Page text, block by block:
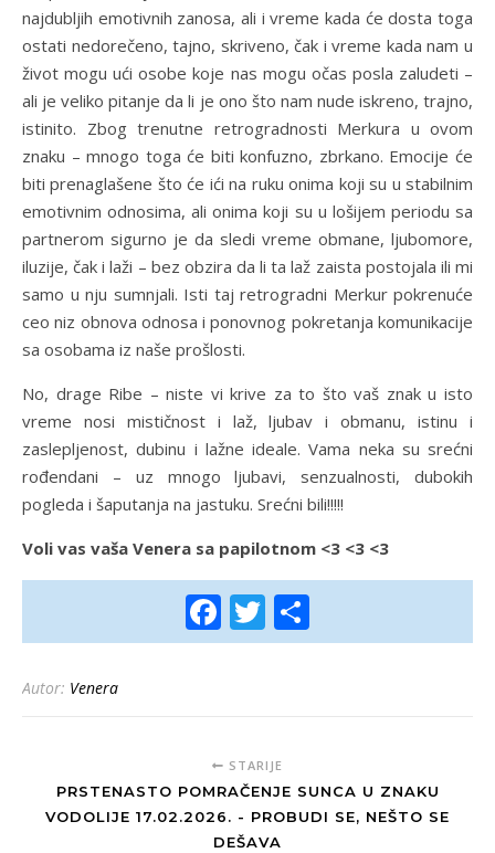
najdubljih emotivnih zanosa, ali i vreme kada će dosta toga
ostati nedorečeno, tajno, skriveno, čak i vreme kada nam u
život mogu ući osobe koje nas mogu očas posla zaludeti –
ali je veliko pitanje da li je ono što nam nude iskreno, trajno,
istinito. Zbog trenutne retrogradnosti Merkura u ovom
znaku – mnogo toga će biti konfuzno, zbrkano. Emocije će
biti prenaglašene što će ići na ruku onima koji su u stabilnim
emotivnim odnosima, ali onima koji su u lošijem periodu sa
partnerom sigurno je da sledi vreme obmane, ljubomore,
iluzije, čak i laži – bez obzira da li ta laž zaista postojala ili mi
samo u nju sumnjali. Isti taj retrogradni Merkur pokrenuće
ceo niz obnova odnosa i ponovnog pokretanja komunikacije
sa osobama iz naše prošlosti.
No, drage Ribe – niste vi krive za to što vaš znak u isto
vreme nosi mističnost i laž, ljubav i obmanu, istinu i
zaslepljenost, dubinu i lažne ideale. Vama neka su srećni
rođendani – uz mnogo ljubavi, senzualnosti, dubokih
pogleda i šaputanja na jastuku. Srećni bili!!!!!
Voli vas vaša Venera sa papilotnom <3 <3 <3
Facebook
Twitter
Autor: Venera
STARIJE
PRSTENASTO POMRAČENJE SUNCA U ZNAKU
VODOLIJE 17.02.2026. - PROBUDI SE, NEŠTO SE
DEŠAVA